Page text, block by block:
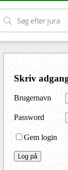
Skriv
Brugernavn
Password
Gem login